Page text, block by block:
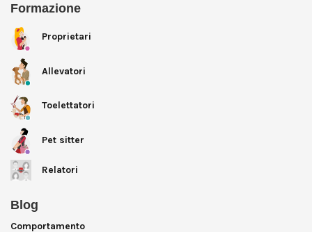
Formazione
Proprietari
Allevatori
Toelettatori
Pet sitter
Relatori
Blog
Comportamento